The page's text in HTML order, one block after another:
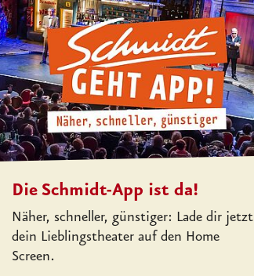
Die Schmidt-App ist da!
Näher, schneller, günstiger: Lade dir jetzt
dein Lieblingstheater auf den Home
Screen.